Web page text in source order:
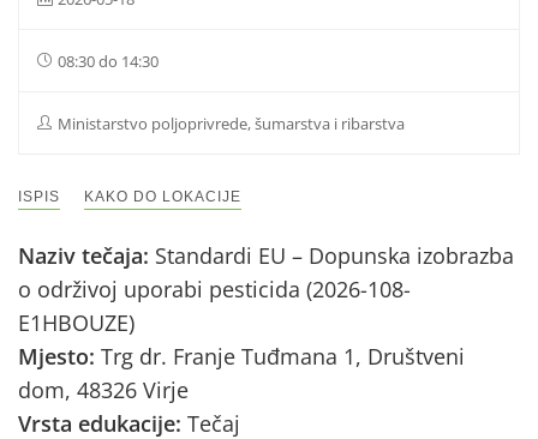
08:30 do 14:30
Ministarstvo poljoprivrede, šumarstva i ribarstva
ISPIS KAKO DO LOKACIJE
Naziv tečaja: Standardi EU – Dopunska izobrazba
o održivoj uporabi pesticida (2026-108-
E1HBOUZE)
Mjesto: Trg dr. Franje Tuđmana 1, Društveni
dom, 48326 Virje
Vrsta edukacije: Tečaj